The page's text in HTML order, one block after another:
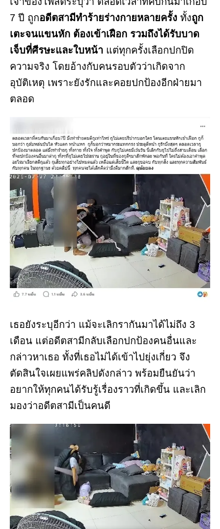
7 ปี ถูกอดีตสามีทำร้ายร่างกายหลายครั้ง ทั้งถูก
เตะจนแขนหัก ต้องเข้าเฝือก รวมถึงได้รับบาด
เจ็บที่ศีรษะและใบหน้า แต่ทุกครั้งเลือกปกปิด
ความจริง โดยอ้างกับคนรอบตัวว่าเกิดจาก
อุบัติเหตุ เพราะยังรักและคอยปกป้องอีกฝ่ายมา
ตลอด
เธอยังระบุอีกว่า แม้จะเลิกรากันมาได้ไม่ถึง 3
เดือน แต่อดีตสามีกลับเลือกปกป้องคนอื่นและ
กล่าวหาเธอ ทั้งที่เธอไม่ได้เข้าไปยุ่งเกี่ยว จึง
ตัดสินใจเผยแพร่คลิปดังกล่าว พร้อมยืนยันว่า
อยากให้ทุกคนได้รับรู้เรื่องราวที่เกิดขึ้น และเลิก
มองว่าอดีตสามีเป็นคนดี